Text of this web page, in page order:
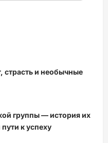
страсть и необычные
группы — история их
к успеху